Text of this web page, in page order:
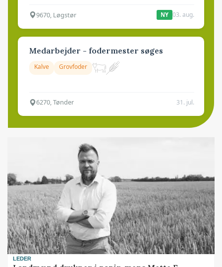
9670, Løgstør NY 03. aug.
Medarbejder - fodermester søges
Kalve Grovfoder
6270, Tønder 31. jul.
LEDER